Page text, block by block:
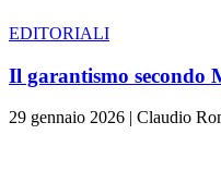
EDITORIALI
Il garantismo secondo
29 gennaio 2026 | Claudio